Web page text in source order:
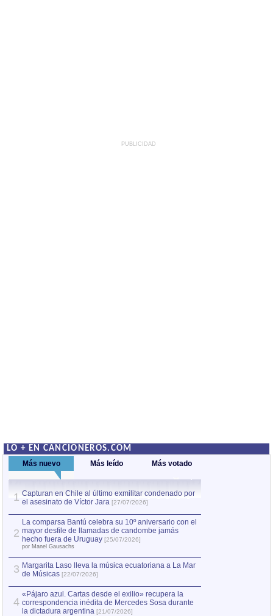
PUBLICIDAD
LO + EN CANCIONEROS.COM
Más nuevo Más leído Más votado
1 Capturan en Chile al último exmilitar condenado por
el asesinato de Víctor Jara [27/07/2026]
2
La comparsa Bantú celebra su 10º aniversario con el
mayor desfile de llamadas de candombe jamás
hecho fuera de Uruguay [25/07/2026]
por Manel Gausachs
3 Margarita Laso lleva la música ecuatoriana a La Mar
de Músicas [22/07/2026]
4
«Pájaro azul. Cartas desde el exilio» recupera la
correspondencia inédita de Mercedes Sosa durante
la dictadura argentina [21/07/2026]